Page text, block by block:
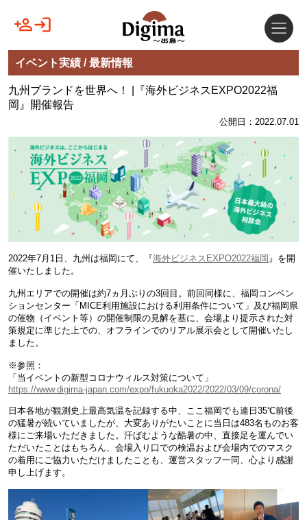
イベント実績 / 最新情報
九州ブランドを世界へ！ |『海外ビジネスEXPO2022福
岡』開催報告
公開日：2022.07.01
2022年7月1日、九州は福岡にて、『海外ビジネスEXPO2022福岡 』を開
催いたしました。
九州エリアでの開催は約7ヵ月ぶりの3回目。前回同様に、福岡コンベン
ションセンター「MICE利用施設における利用条件について」及び福岡県
の催物（イベント等）の開催制限の見解を基に、会場より提示された対
策規定に準じた上での、オフラインでのリアル展示会として開催いたし
ました。
※参照：
「当イベントの新型コロナウィルス対策について」
https://www.digima-japan.com/expo/fukuoka2022/2022/03/09/corona/
日本各地が観測史上最高気温を記録する中、ここ福岡でも連日35℃前後
の猛暑が続いていましたが、大変ありがたいことに当日は483名ものお客
様にご来場いただきました。汗ばむような酷暑の中、直接足を運んでい
ただいたことはもちろん、会場入り口での検温および会場内でのマスク
の着用にご協力いただけましたことも、運営スタッフ一同、心より感謝
申し上げます。